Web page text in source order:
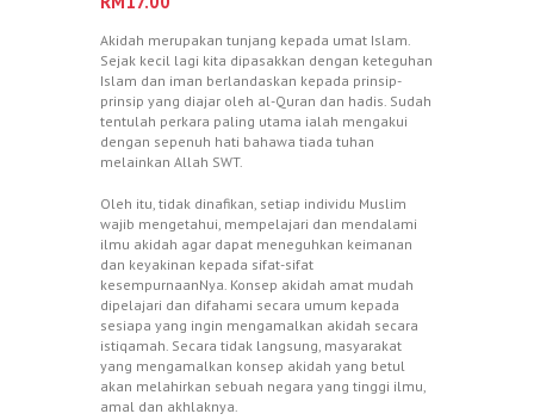
Akidah merupakan tunjang kepada umat Islam.
Sejak kecil lagi kita dipasakkan dengan keteguhan
Islam dan iman berlandaskan kepada prinsip-
prinsip yang diajar oleh al-Quran dan hadis. Sudah
tentulah perkara paling utama ialah mengakui
dengan sepenuh hati bahawa tiada tuhan
melainkan Allah SWT.
Oleh itu, tidak dinafikan, setiap individu Muslim
wajib mengetahui, mempelajari dan mendalami
ilmu akidah agar dapat meneguhkan keimanan
dan keyakinan kepada sifat-sifat
kesempurnaanNya. Konsep akidah amat mudah
dipelajari dan difahami secara umum kepada
sesiapa yang ingin mengamalkan akidah secara
istiqamah. Secara tidak langsung, masyarakat
yang mengamalkan konsep akidah yang betul
akan melahirkan sebuah negara yang tinggi ilmu,
amal dan akhlaknya.